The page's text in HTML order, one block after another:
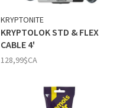
KRYPTONITE
KRYPTOLOK STD & FLEX
CABLE 4'
128,99$CA